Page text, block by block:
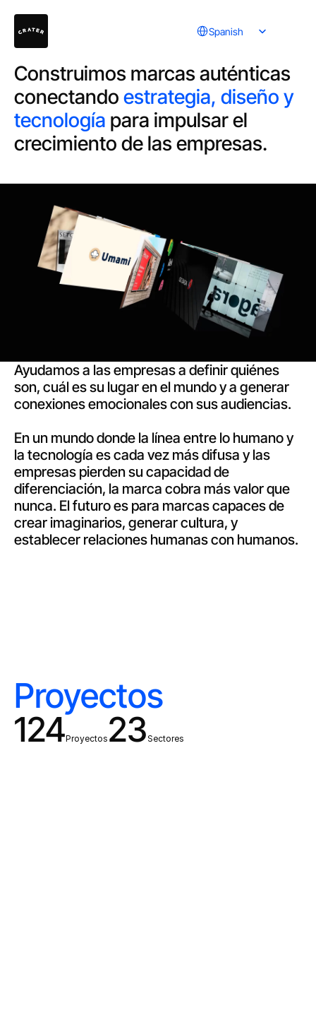
Spanish
Construimos marcas auténticas
conectando estrategia, diseño y
tecnología para impulsar el
crecimiento de las empresas.
Ayudamos a las empresas a definir quiénes
son, cuál es su lugar en el mundo y a generar
conexiones emocionales con sus audiencias.
En un mundo donde la línea entre lo humano y
la tecnología es cada vez más difusa y las
empresas pierden su capacidad de
diferenciación, la marca cobra más valor que
nunca. El futuro es para marcas capaces de
crear imaginarios, generar cultura, y
establecer relaciones humanas con humanos.
Proyectos
124Proyectos 23 Sectores